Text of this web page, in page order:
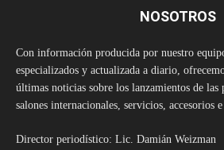
NOSOTROS
Con información producida por nuestro
especializados y actualizada a diario,
últimas noticias sobre los lanzamientos de las
salones internacionales, servicios, accesorios
Director periodístico: Lic. Damián Weizman